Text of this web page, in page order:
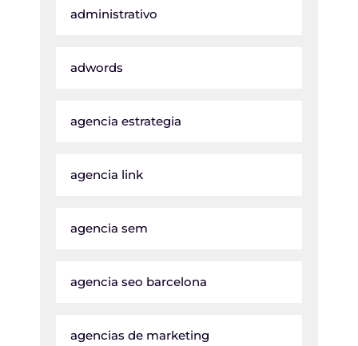
administrativo
adwords
agencia estrategia
agencia link
agencia sem
agencia seo barcelona
agencias de marketing